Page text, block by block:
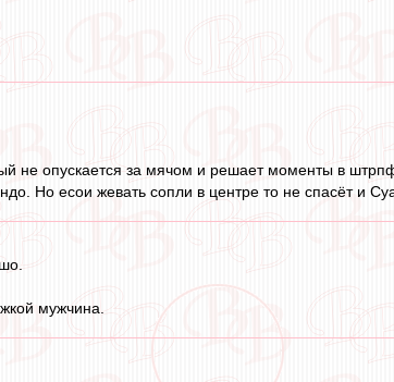
не опускается за мячом и решает моменты в
Но есои жевать сопли в центре то не спасёт и
мужчина.